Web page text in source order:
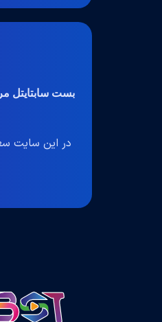
بست سابتایتل
در این سایت